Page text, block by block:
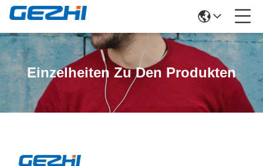
Einzelheiten Zu Den Produkten